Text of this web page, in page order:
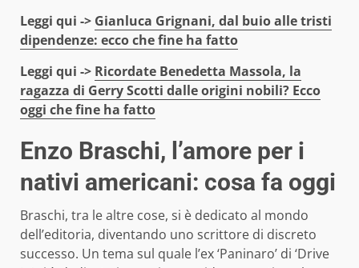
Leggi qui -> Gianluca Grignani, dal buio alle tristi
dipendenze: ecco che fine ha fatto
Leggi qui -> Ricordate Benedetta Massola, la
ragazza di Gerry Scotti dalle origini nobili? Ecco
oggi che fine ha fatto
Enzo Braschi, l’amore per i
nativi americani: cosa fa oggi
Braschi, tra le altre cose, si è dedicato al mondo
dell’editoria, diventando uno scrittore di discreto
successo. Un tema sul quale l’ex ‘Paninaro’ di ‘Drive